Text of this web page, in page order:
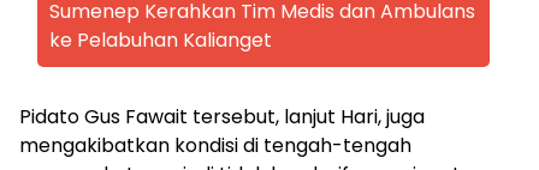
Sumenep Kerahkan Tim Medis dan Ambulans
ke Pelabuhan Kalianget
Pidato Gus Fawait tersebut, lanjut Hari, juga
mengakibatkan kondisi di tengah-tengah